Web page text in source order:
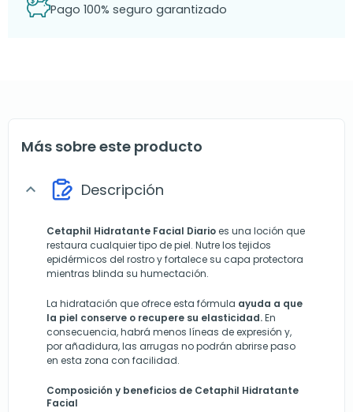
Pago 100% seguro garantizado
Más sobre este producto
expand_more Descripción
Cetaphil Hidratante Facial Diarioes una loción que
restaura cualquier tipo de piel. Nutre los tejidos
epidérmicos del rostro y fortalece su capa protectora
mientras blinda su humectación.
La hidratación que ofrece esta fórmula ayuda a que
la piel conserve o recupere su elasticidad.En
consecuencia, habrá menos líneas de expresión y,
por añadidura, las arrugas no podrán abrirse paso
en esta zona con facilidad.
Composición y beneficios de Cetaphil Hidratante
Facial